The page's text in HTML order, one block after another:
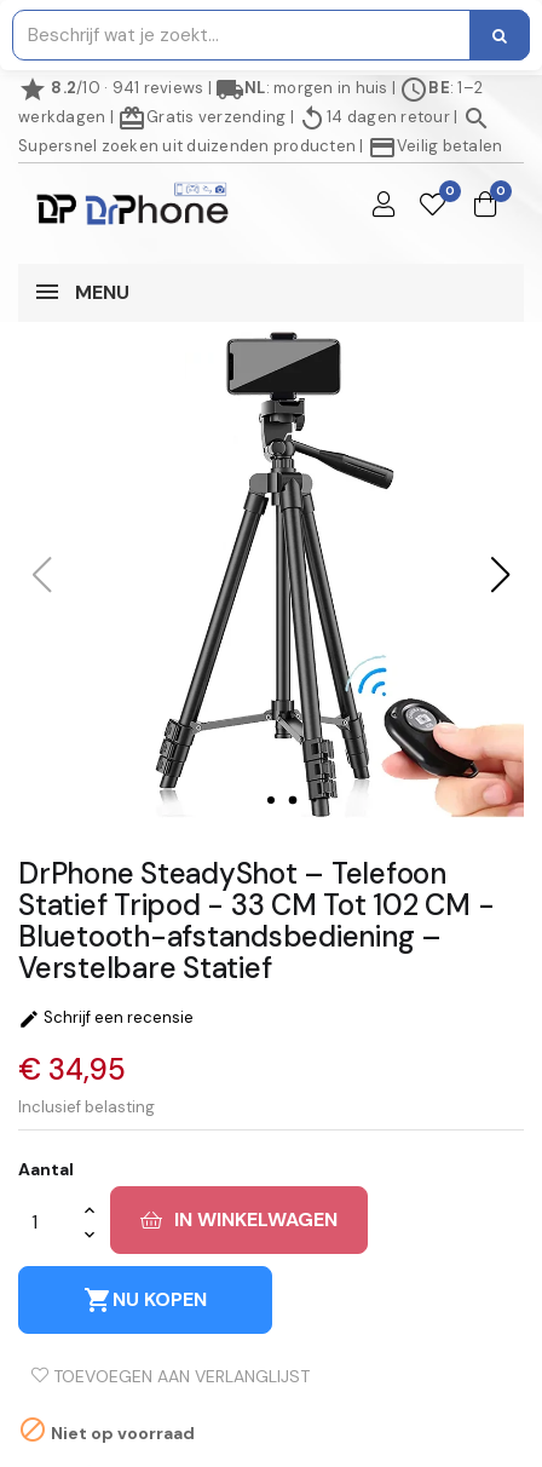
star 8.2/10 · 941 reviews | local_shippingNL: morgen in huis | scheduleBE: 1–2
werkdagen | redeemGratis verzending | replay 14 dagen retour| search
Supersnel zoeken uit duizenden producten | credit_cardVeilig betalen
0 0
MENU
DrPhone SteadyShot – Telefoon
Statief Tripod - 33 CM Tot 102 CM -
Bluetooth-afstandsbediening –
Verstelbare Statief
 Schrijf een recensie
€ 34,95
Inclusief belasting
Aantal
IN WINKELWAGEN
shopping_cartNU KOPEN
TOEVOEGEN AAN VERLANGLIJST
 Niet op voorraad